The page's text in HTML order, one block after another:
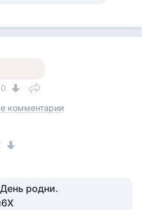
0
комментарии
родни.